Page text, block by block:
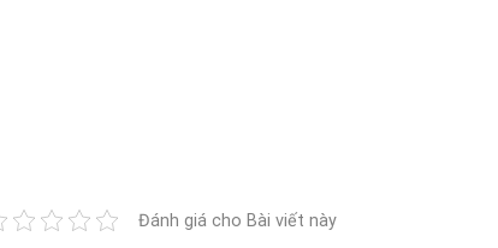
Đánh giá cho Bài viết này